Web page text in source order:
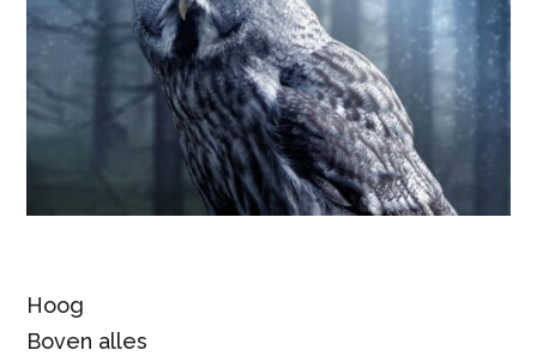
Hoog
Boven alles